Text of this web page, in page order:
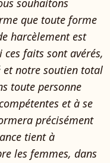
souhaitons
que toute forme
harcèlement est
faits sont avérés,
notre soutien total
toute personne
et à se
précisément
tient à
les femmes, dans